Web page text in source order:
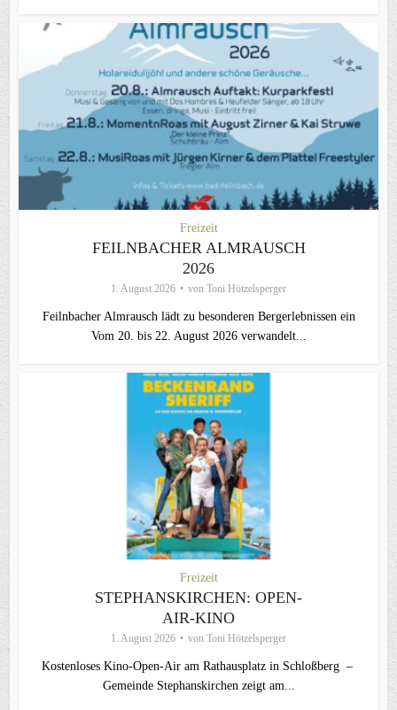
Freizeit
FEILNBACHER ALMRAUSCH
2026
1. August 2026 von Toni Hötzelsperger
Feilnbacher Almrausch lädt zu besonderen Bergerlebnissen ein
Vom 20. bis 22. August 2026 verwandelt...
Freizeit
STEPHANSKIRCHEN: OPEN-
AIR-KINO
1. August 2026 von Toni Hötzelsperger
Kostenloses Kino-Open-Air am Rathausplatz in Schloßberg –
Gemeinde Stephanskirchen zeigt am...